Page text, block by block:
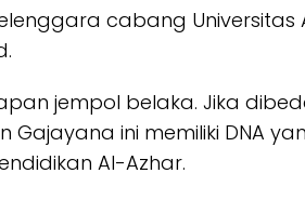
cabang Universitas
jempol belaka. Jika
ini memiliki DNA
Al-Azhar.